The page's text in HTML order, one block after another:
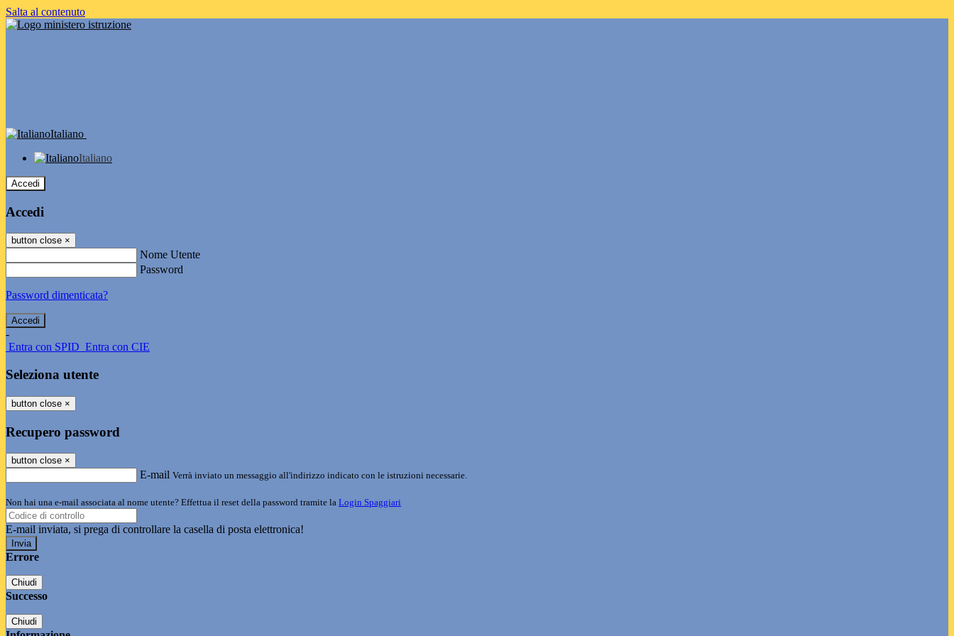
Salta al contenuto
Italiano
Italiano
Accedi
Accedi
button close ×
Nome Utente
Password
Password dimenticata?
-
Entra con SPID Entra con CIE
Seleziona utente
button close ×
Recupero password
button close ×
E-mail Verrà inviato un messaggio all'indirizzo indicato con le istruzioni necessarie.
Non hai una e-mail associata al nome utente? Effettua il reset della password tramite la Login Spaggiari
E-mail inviata, si prega di controllare la casella di posta elettronica!
Errore
Chiudi
Successo
Chiudi